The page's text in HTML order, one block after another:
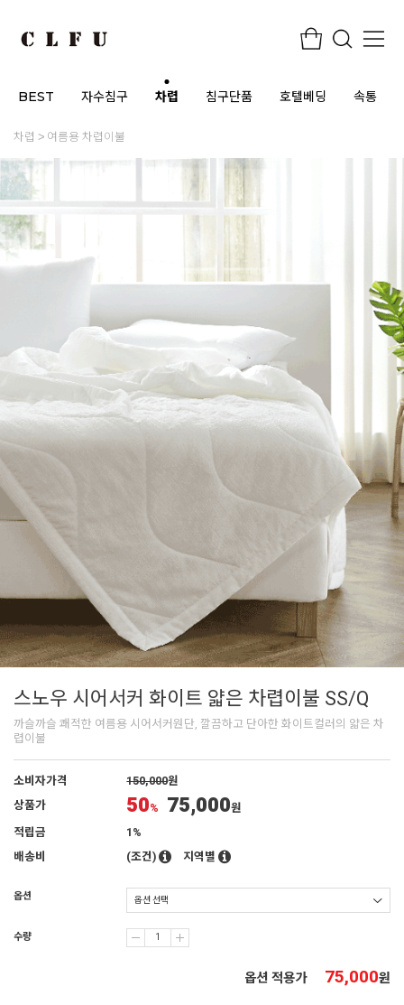
BEST 자수침구 차렵 침구단품 호텔베딩 속통
차렵 여름용 차렵이불
스노우 시어서커 화이트 얇은 차렵이불 SS/Q
까슬까슬 쾌적한 여름용 시어서커원단, 깔끔하고 단아한 화이트컬러의 얇은 차
렵이불
소비자가격 150,000원
상품가
50% 75,000원
적립금
1%
배송비
(조건) 지역별
옵션
수량
옵션 적용가 75,000원